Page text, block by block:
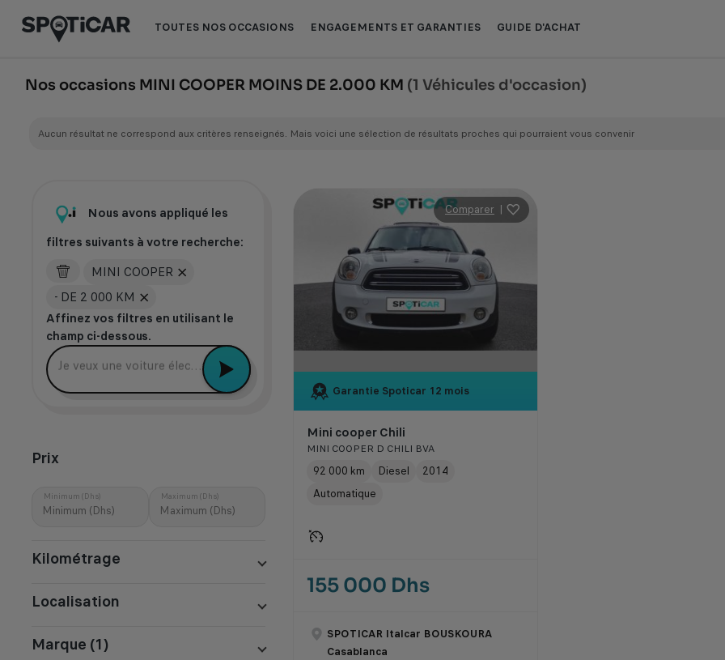
contenu
TOUTES NOS OCCASIONS ENGAGEMENTS ET GARANTIES GUIDE D'ACHAT
Nos occasions MINI COOPER MOINS DE 2.000 KM (1 Véhicules d'occasion)
Aucun résultat ne correspond aux critères renseignés. Mais voici une sélection de résultats proches qui pourraient vous convenir
Nous avons appliqué les
filtres suivants à votre recherche:
MINI COOPER
- DE 2 000 KM
Affinez vos filtres en utilisant le
champ ci-dessous.
Je veux une voiture électrique récente
Prix
Minimum (Dhs) Maximum (Dhs)
Kilométrage
Localisation
Marque (1)
Comparer |
Garantie Spoticar 12 mois
Mini cooper Chili
MINI COOPER D CHILI BVA
92 000 km Diesel
2014
Automatique
155 000 Dhs
SPOTICAR Italcar BOUSKOURA
Casablanca